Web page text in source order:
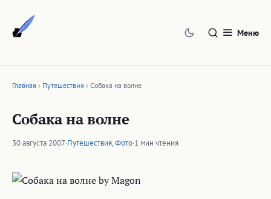
содержимому
Меню
Главная Путешествия Собака на волне
Собака на волне
30 августа 2007·Путешествия,Фото·1 мин чтения